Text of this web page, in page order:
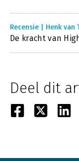
Recensie | Henk van
De kracht van
Deel dit